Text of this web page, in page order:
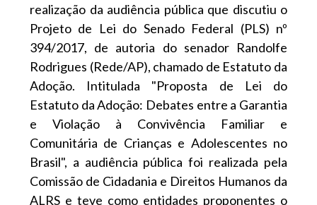
realização da audiência pública que discutiu o
Projeto de Lei do Senado Federal (PLS) nº
394/2017, de autoria do senador Randolfe
Rodrigues (Rede/AP), chamado de Estatuto da
Adoção. Intitulada "Proposta de Lei do
Estatuto da Adoção: Debates entre a Garantia
e Violação à Convivência Familiar e
Comunitária de Crianças e Adolescentes no
Brasil", a audiência pública foi realizada pela
Comissão de Cidadania e Direitos Humanos da
ALRS e teve como entidades proponentes o